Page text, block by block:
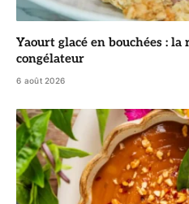
Yaourt glacé en bouchées :
congélateur
6 août 2026